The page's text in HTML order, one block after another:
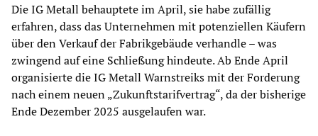
Die IG Metall behauptete im April, sie habe zufällig
erfahren, dass das Unternehmen mit potenziellen Käufern
über den Verkauf der Fabrikgebäude verhandle – was
zwingend auf eine Schließung hindeute. Ab Ende April
organisierte die IG Metall Warnstreiks mit der Forderung
nach einem neuen „Zukunftstarifvertrag“, da der bisherige
Ende Dezember 2025 ausgelaufen war.